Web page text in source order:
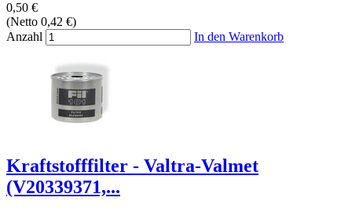
0,50 €
(Netto 0,42 €)
Anzahl
In den Warenkorb
Kraftstofffilter - Valtra-Valmet
(V20339371,...